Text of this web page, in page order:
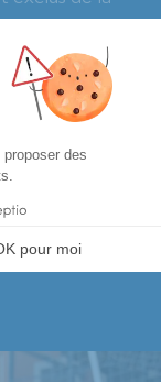
etc.
sur votre
non lié à
pour